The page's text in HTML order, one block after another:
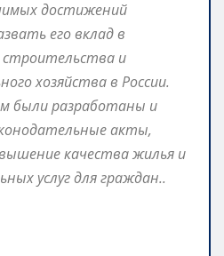
достижений
его вклад в
и
хозяйства в России.
были разработаны и
акты,
качества жилья и
услуг для граждан..